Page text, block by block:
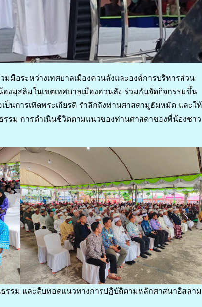
มือระหว่างเทศบาลเมืองควนลังและองค์การบริหารส่วน
มุสลิมในเขตเทศบาลเมืองควนลัง ร่วมกันจัดกิจกรรมขึ้น
ป็นการเทิดพระเกียรติ รำลึกถึงท่านศาสดามูฮัมหมัด และให้
รม การดำเนินชีวิตตามแนวของท่านศาสดาของพี่น้องชาว
ธรรม และสืบทอดแนวทางการปฏิบัติตามหลักศาสนาอิสลาม